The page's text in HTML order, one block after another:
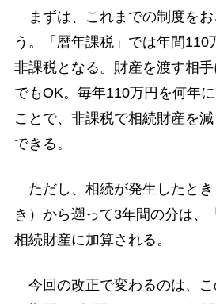
まずは、これまでの制度をお
う。「暦年課税」では年間110
非課税となる。財産を渡す相
でもOK。毎年110万円を何年
ことで、非課税で相続財産を
できる。
ただし、相続が発生したとき
き）から遡って3年間の分は、
相続財産に加算される。
今回の改正で変わるのは、こ